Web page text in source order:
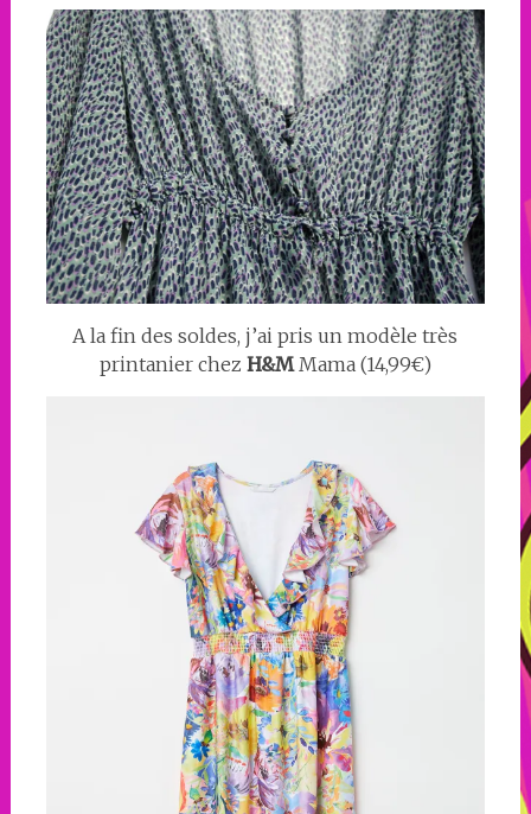
A la fin des soldes, j’ai pris un modèle très
printanier chez H&MMama (14,99€)